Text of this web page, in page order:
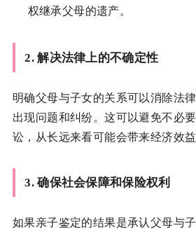
权继承父母的遗产。
2.解决法律上的不确定性
明确父母与子女的关系可以消除法
出现问题和纠纷。这可以避免不必
讼，从长远来看可能会带来经济效益
3.确保社会保障和保险权利
如果亲子鉴定的结果是承认父母与